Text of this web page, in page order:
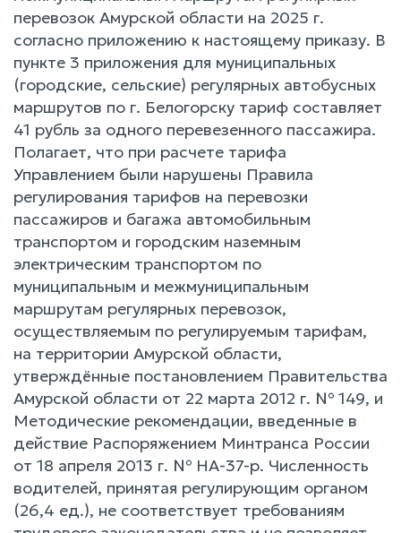
перевозок Амурской области на 2025 г.
согласно приложению к настоящему приказу. В
пункте 3 приложения для муниципальных
(городские, сельские) регулярных автобусных
маршрутов по г. Белогорску тариф составляет
41 рубль за одного перевезенного пассажира.
Полагает, что при расчете тарифа
Управлением были нарушены Правила
регулирования тарифов на перевозки
пассажиров и багажа автомобильным
транспортом и городским наземным
электрическим транспортом по
муниципальным и межмуниципальным
маршрутам регулярных перевозок,
осуществляемым по регулируемым тарифам,
на территории Амурской области,
утверждённые постановлением Правительства
Амурской области от 22 марта 2012 г. № 149, и
Методические рекомендации, введенные в
действие Распоряжением Минтранса России
от 18 апреля 2013 г. № НА-37-р. Численность
водителей, принятая регулирующим органом
(26,4 ед.), не соответствует требованиям